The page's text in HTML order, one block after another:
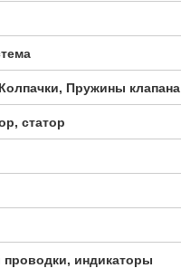
Пружины клапана
статор
проводки, индикаторы